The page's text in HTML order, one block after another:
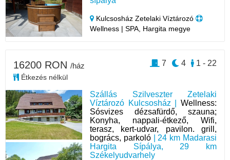
Kulcsosház Zetelaki Víztározó
Wellness | SPA, Hargita megye
Szállás Szilveszter Zetelaki
Víztározó Kulcsosház | Wellness:
Sósvizes dézsafürdő, szauna;
Konyha, nappali-étkező, Wifi,
terasz, kert-udvar, pavilon. grill,
bogrács, parkoló| 24 km Madarasi
Hargita Sípálya, 29 km
Székelyudvarhely
16200 RON /ház
Étkezés nélkül
1 - 22
4
7